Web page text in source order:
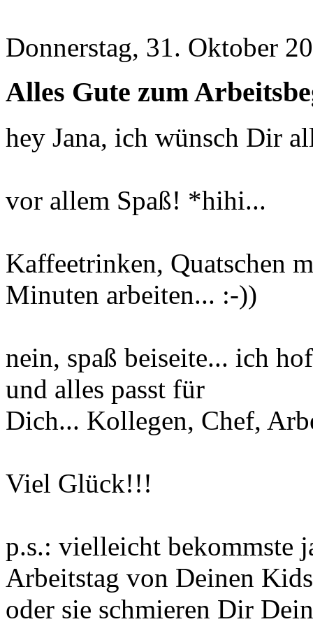
Donnerstag, 31. Oktober
Alles Gute zum
hey Jana, ich wünsch Dir
vor allem Spaß! *hihi...
Kaffeetrinken, Quatschen
Minuten arbeiten... :-))
nein, spaß beiseite... ich
und alles passt für
Dich... Kollegen, Chef,
Viel Glück!!!
p.s.: vielleicht bekommste
Arbeitstag von Deinen
oder sie schmieren Dir